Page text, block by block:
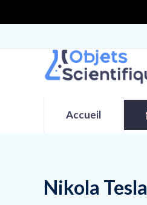
de
Accueil
Nikola Tesla